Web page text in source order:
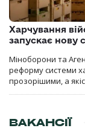
Харчування
запускає нову
Міноборони та
реформу системи
прозорішими, а
ВАКАНСІЇ